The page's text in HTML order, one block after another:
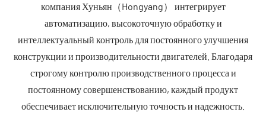
компания Хуньян（Hongyang） интегрирует
автоматизацию, высокоточную обработку и
интеллектуальный контроль для постоянного улучшения
конструкции и производительности двигателей. Благодаря
строгому контролю производственного процесса и
постоянному совершенствованию, каждый продукт
обеспечивает исключительную точность и надежность.